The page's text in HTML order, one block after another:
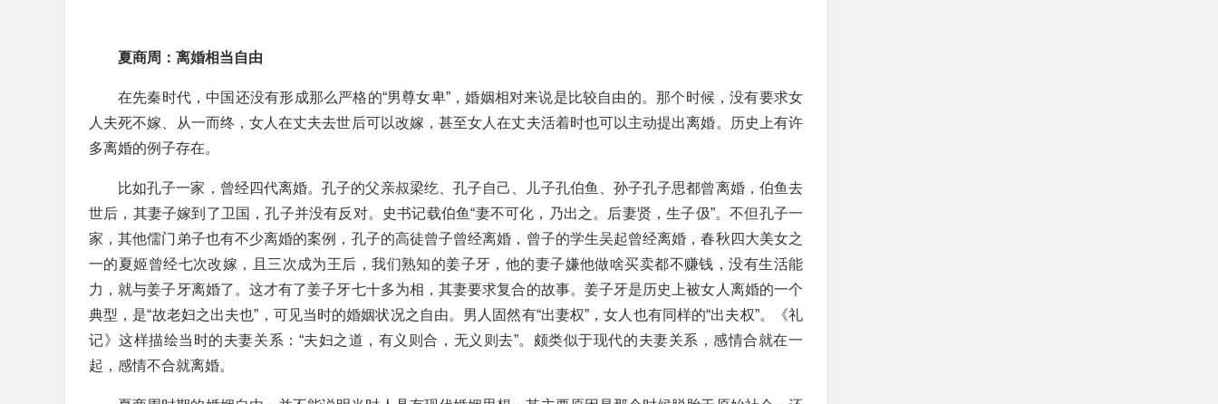
夏商周：离婚相当自由
在先秦时代，中国还没有形成那么严格的“男尊女卑”，婚姻相对来说是比较自由的。那个时候，没有要求女
人夫死不嫁、从一而终，女人在丈夫去世后可以改嫁，甚至女人在丈夫活着时也可以主动提出离婚。历史上有许
多离婚的例子存在。
比如孔子一家，曾经四代离婚。孔子的父亲叔梁纥、孔子自己、儿子孔伯鱼、孙子孔子思都曾离婚，伯鱼去
世后，其妻子嫁到了卫国，孔子并没有反对。史书记载伯鱼“妻不可化，乃出之。后妻贤，生子伋”。不但孔子一
家，其他儒门弟子也有不少离婚的案例，孔子的高徒曾子曾经离婚，曾子的学生吴起曾经离婚，春秋四大美女之
一的夏姬曾经七次改嫁，且三次成为王后，我们熟知的姜子牙，他的妻子嫌他做啥买卖都不赚钱，没有生活能
力，就与姜子牙离婚了。这才有了姜子牙七十多为相，其妻要求复合的故事。姜子牙是历史上被女人离婚的一个
典型，是“故老妇之出夫也”，可见当时的婚姻状况之自由。男人固然有“出妻权”，女人也有同样的“出夫权”。《礼
记》这样描绘当时的夫妻关系：“夫妇之道，有义则合，无义则去”。颇类似于现代的夫妻关系，感情合就在一
起，感情不合就离婚。